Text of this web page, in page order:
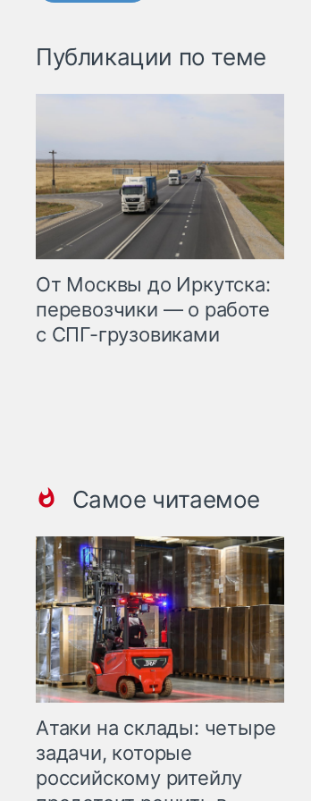
Публикации по теме
От Москвы до Иркутска:
перевозчики — о работе
с СПГ-грузовиками
Самое читаемое
Атаки на склады: четыре
задачи, которые
российскому ритейлу